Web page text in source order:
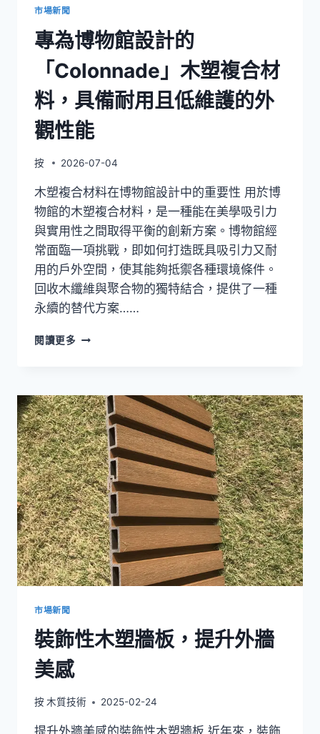
入
口
解
方
案
市場新聞
專為博物館設計的
「Colonnade」木塑複合材
料，具備耐用且低維護的外
觀性能
按 2026-07-04
木塑複合材料在博物館設計中的重要性 用於博
物館的木塑複合材料，是一種能在美學吸引力
與實用性之間取得平衡的創新方案。博物館經
常面臨一項挑戰，即如何打造既具吸引力又耐
用的戶外空間，使其能夠抵禦各種環境條件。
回收木纖維與聚合物的獨特結合，提供了一種
永續的替代方案……
閱讀更多
館
設
計
的
「COLONNADE」
木
塑
複
合
材
料，
具
備
低
維
外
性
市場新聞
裝飾性木塑牆板，提升外牆
美感
按 木質技術 2025-02-24